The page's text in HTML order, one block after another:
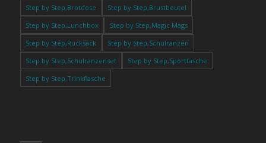
Step by Step,Brotdose
Step by Step,Brustbeutel
Step by Step,Lunchbox
Step by Step,Magic Mags
Step by Step,Rucksack
Step by Step,Schulranzen
Step by Step,Schulranzenset
Step by Step,Sporttasche
Step by Step,Trinkflasche